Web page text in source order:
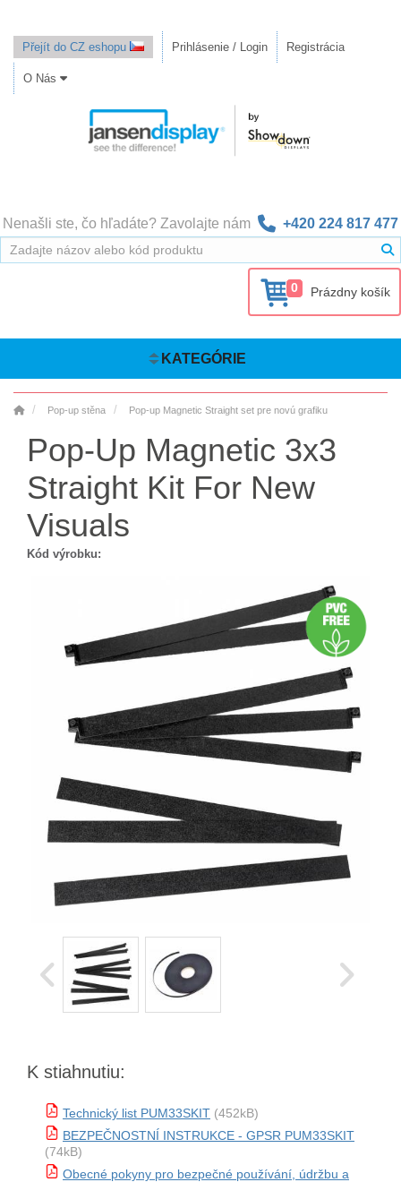
Přejít do CZ eshopu Prihlásenie / Login Registrácia
O Nás
Nenašli ste, čo hľadáte? Zavolajte nám +420 224 817 477
0 Prázdny košík
KATEGÓRIE
Pop-up stěna Pop-up Magnetic Straight set pre novú grafiku
Pop-Up Magnetic 3x3
Straight Kit For New
Visuals
Kód výrobku:
K stiahnutiu:
Technický list PUM33SKIT (452kB)
BEZPEČNOSTNÍ INSTRUKCE - GPSR PUM33SKIT
(74kB)
Obecné pokyny pro bezpečné používání, údržbu a